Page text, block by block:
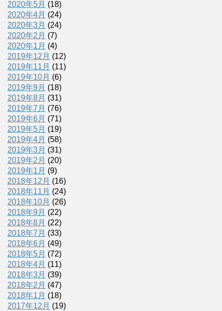
2020年5月 (18)
2020年4月 (24)
2020年3月 (24)
2020年2月 (7)
2020年1月 (4)
2019年12月 (12)
2019年11月 (11)
2019年10月 (6)
2019年9月 (18)
2019年8月 (31)
2019年7月 (76)
2019年6月 (71)
2019年5月 (19)
2019年4月 (58)
2019年3月 (31)
2019年2月 (20)
2019年1月 (9)
2018年12月 (16)
2018年11月 (24)
2018年10月 (26)
2018年9月 (22)
2018年8月 (22)
2018年7月 (33)
2018年6月 (49)
2018年5月 (72)
2018年4月 (11)
2018年3月 (39)
2018年2月 (47)
2018年1月 (18)
2017年12月 (19)